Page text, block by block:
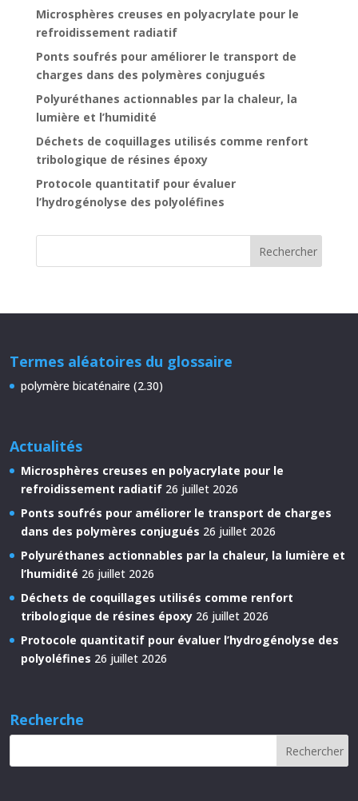
Microsphères creuses en polyacrylate pour le
refroidissement radiatif
Ponts soufrés pour améliorer le transport de
charges dans des polymères conjugués
Polyuréthanes actionnables par la chaleur, la
lumière et l’humidité
Déchets de coquillages utilisés comme renfort
tribologique de résines époxy
Protocole quantitatif pour évaluer
l’hydrogénolyse des polyoléfines
Termes aléatoires du glossaire
polymère bicaténaire (2.30)
Actualités
Microsphères creuses en polyacrylate pour le
refroidissement radiatif 26 juillet 2026
Ponts soufrés pour améliorer le transport de charges
dans des polymères conjugués 26 juillet 2026
Polyuréthanes actionnables par la chaleur, la lumière et
l’humidité 26 juillet 2026
Déchets de coquillages utilisés comme renfort
tribologique de résines époxy 26 juillet 2026
Protocole quantitatif pour évaluer l’hydrogénolyse des
polyoléfines 26 juillet 2026
Recherche